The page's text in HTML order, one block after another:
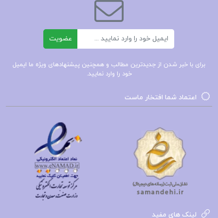
چرا باید کتاب زیاد فکر نکنید نیک ترنتون خریداری
موارد بالا تنها گوشه‌ای از روش‌های مبارزه با تفکر
افراطی در محتوای ارزشمند کتاب **زیاد فکر نکنید**
انتشارات **کتیبه پارسی** منتشر شده است و
نخستین بار در سال 2021 به بازار عرضه گردید. با
مطالعه‌ی این کتاب، شما می‌توانید ابزارها و
تکنیک‌هایی را برای بهبود کیفیت زندگی و کاهش
اضطراب‌های ناشی از تفکر افراطی به‌دست آورید.
📌 فهرست مطالب کتاب زیاد فکر نکنید نیک ترنتون:
عضویت
برای با خبر شدن از جدیدترین مطالب و همچنین پیشنهادهای ویژه ما ایمیل
خود را وارد نمایید.
اعتماد شما افتخار ماست
لینک های مفید